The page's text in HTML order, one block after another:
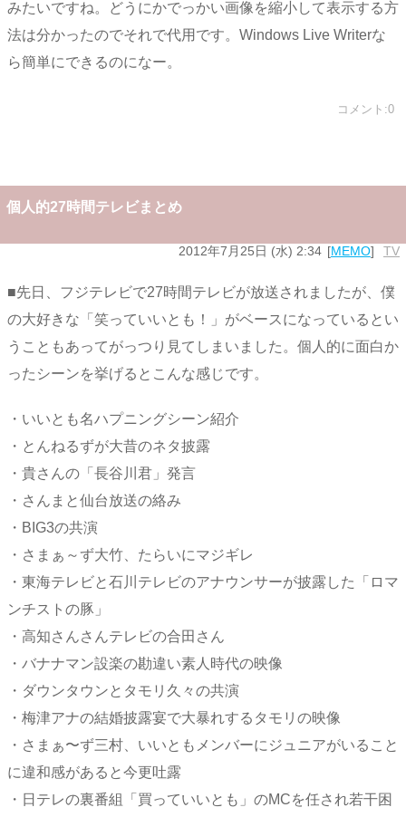
みたいですね。どうにかでっかい画像を縮小して表示する方
法は分かったのでそれで代用です。Windows Live Writerな
ら簡単にできるのになー。
コメント:0
個人的27時間テレビまとめ
2012年7月25日 (水) 2:34 MEMO TV
■先日、フジテレビで27時間テレビが放送されましたが、僕
の大好きな「笑っていいとも！」がベースになっているとい
うこともあってがっつり見てしまいました。個人的に面白か
ったシーンを挙げるとこんな感じです。
・いいとも名ハプニングシーン紹介
・とんねるずが大昔のネタ披露
・貴さんの「長谷川君」発言
・さんまと仙台放送の絡み
・BIG3の共演
・さまぁ～ず大竹、たらいにマジギレ
・東海テレビと石川テレビのアナウンサーが披露した「ロマ
ンチストの豚」
・高知さんさんテレビの合田さん
・バナナマン設楽の勘違い素人時代の映像
・ダウンタウンとタモリ久々の共演
・梅津アナの結婚披露宴で大暴れするタモリの映像
・さまぁ〜ず三村、いいともメンバーにジュニアがいること
に違和感があると今更吐露
・日テレの裏番組「買っていいとも」のMCを任され若干困